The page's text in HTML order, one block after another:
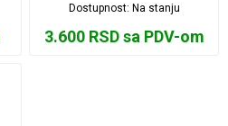
Dostupnost: Na stanju
3.600 RSD sa PDV-om